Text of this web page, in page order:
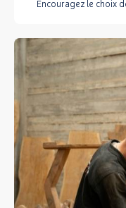
Encouragez le choix